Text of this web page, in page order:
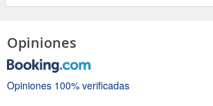
Opiniones
Opiniones 100% verificadas